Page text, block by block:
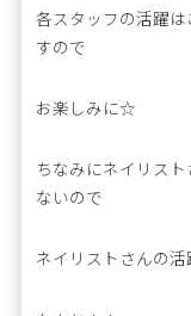
各スタッフの活躍
すので
お楽しみに☆
ちなみにネイリス
ないので
ネイリストさんの